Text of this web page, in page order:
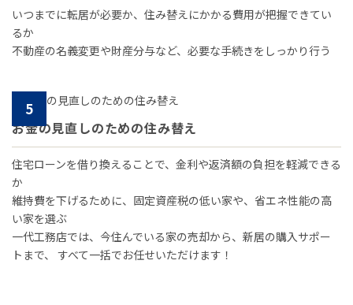
いつまでに転居が必要か、住み替えにかかる費用が把握できてい
るか
不動産の名義変更や財産分与など、必要な手続きをしっかり行う
5
お金の見直しのための住み替え
住宅ローンを借り換えることで、金利や返済額の負担を軽減できる
か
維持費を下げるために、固定資産税の低い家や、省エネ性能の高
い家を選ぶ
一代工務店では、今住んでいる家の売却から、新居の購入サポー
トまで、 すべて一括でお任せいただけます！